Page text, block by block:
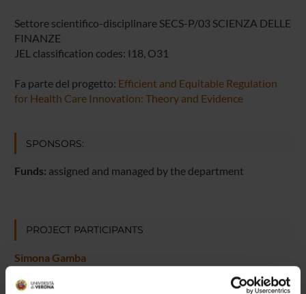
Settore scientifico-disciplinare SECS-P/03 SCIENZA DELLE
FINANZE
JEL classification codes: I18, O31
Fa parte del progetto: Efficient and Equitable Regulation
for Health Care Innovation: Theory and Evidence
SPONSORS:
Funds: assigned and managed by the department
PROJECT PARTICIPANTS
Simona Gamba
Paolo Pertile